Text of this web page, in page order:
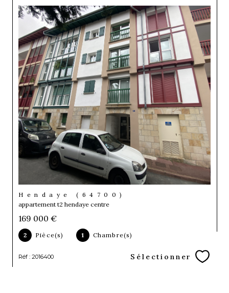
Hendaye (64700)
appartement t2 hendaye centre
169 000 €
2 Pièce(s) 1 Chambre(s)
Réf : 2016400 Sélectionner